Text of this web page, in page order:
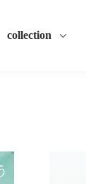
collection